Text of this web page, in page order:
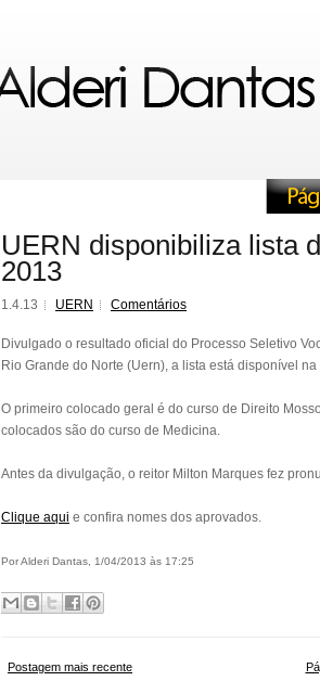
UERN disponibiliza lista
2013
1.4.13 UERN Comentários
Divulgado o resultado oficial do Processo Seletivo
Rio Grande do Norte (Uern), a lista está disponível
O primeiro colocado geral é do curso de Direito
colocados são do curso de Medicina.
Antes da divulgação, o reitor Milton Marques fez
Clique aqui e confira nomes dos aprovados.
Por Alderi Dantas, 1/04/2013 às 17:25
Postagem mais recente